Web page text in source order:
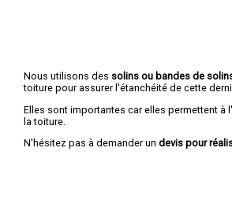
Nous utilisons des solins ou bandes de
toiture pour assurer l'étanchéité de cette
Elles sont importantes car elles permettent à
la toiture.
N'hésitez pas à demander un devis pour